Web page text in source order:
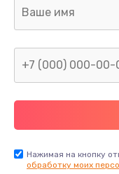
Замена
Нажимая на кнопку
обработку моих